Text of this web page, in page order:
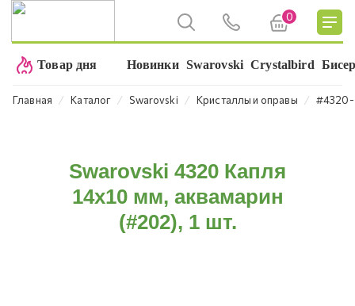
0
Товар дня Новинки Swarovski Crystalbird
Главная ⁄ Каталог ⁄ Swarovski ⁄ Кристаллы и оправы ⁄ #4320-
Swarovski 4320 Капля
14х10 мм, аквамарин
(#202), 1 шт.